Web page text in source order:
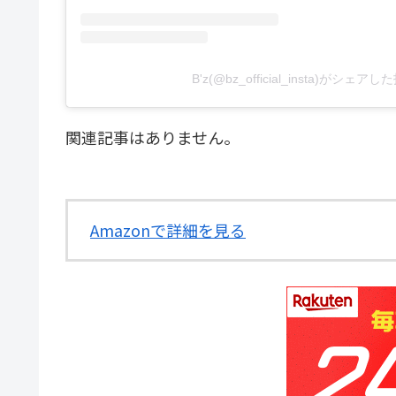
B'z(@bz_official_insta)がシェアした
関連記事はありません。
Amazonで詳細を見る